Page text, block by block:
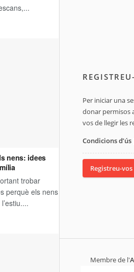
Per iniciar una
donar permisos
vos de llegir les
Condicions d’ús
Registreu-vos
Membre de l'